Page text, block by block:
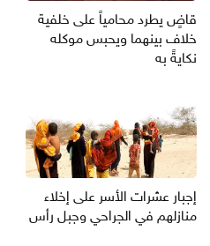
قاضٍ يطرد محامياً على خلفية
خلاف بينهما ويحبس موكله
نكايةً به
إجبار عشرات الأسر على إخلاء
منازلهم في الجراحي وجبل رأس